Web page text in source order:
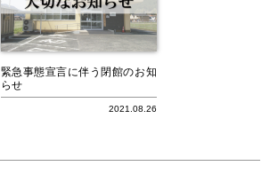
緊急事態宣言に伴う閉館のお知
らせ
2021.08.26